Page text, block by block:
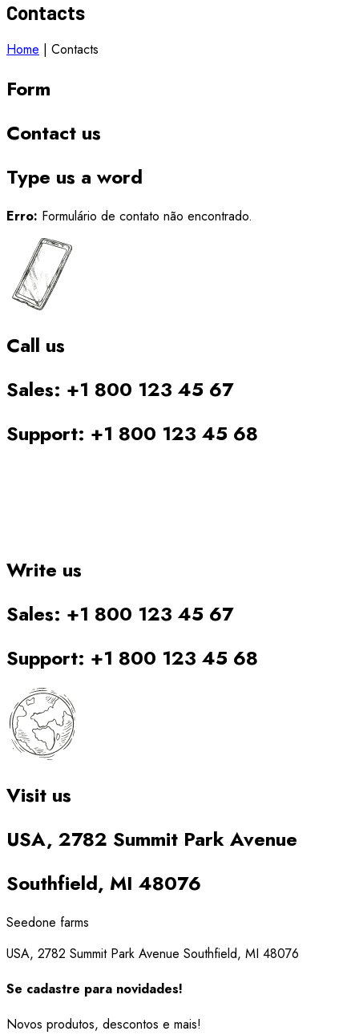
Contacts
Home | Contacts
Form
Contact us
Type us a word
Erro: Formulário de contato não encontrado.
Call us
Sales: +1 800 123 45 67
Support: +1 800 123 45 68
Write us
Sales: +1 800 123 45 67
Support: +1 800 123 45 68
Visit us
USA, 2782 Summit Park Avenue
Southfield, MI 48076
Seedone farms
USA, 2782 Summit Park Avenue Southfield, MI 48076
Se cadastre para novidades!
Novos produtos, descontos e mais!